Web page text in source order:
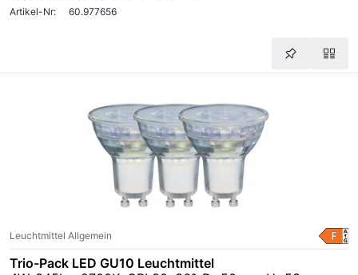
Artikel-Nr: 60.977656
Leuchtmittel Allgemein
Trio-Pack LED GU10 Leuchtmittel